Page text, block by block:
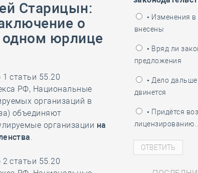
28 мая
Старицын:
о
одном юрлице
статьи 55.20
РФ, Национальные
организаций в
объединяют
организации на
.
статьи 55.20
• Изменения
внесены
• Вряд ли
предложения
• Дело
двинется
• Придётся
лицензированию…